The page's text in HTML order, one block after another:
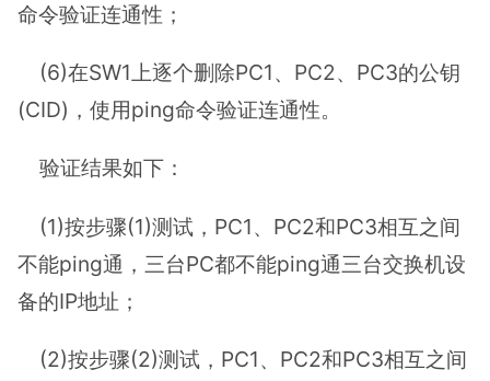
命令验证连通性；
(6)在SW1上逐个删除PC1、PC2、PC3的公钥
(CID)，使用ping命令验证连通性。
验证结果如下：
(1)按步骤(1)测试，PC1、PC2和PC3相互之间
不能ping通，三台PC都不能ping通三台交换机设
备的IP地址；
(2)按步骤(2)测试，PC1、PC2和PC3相互之间